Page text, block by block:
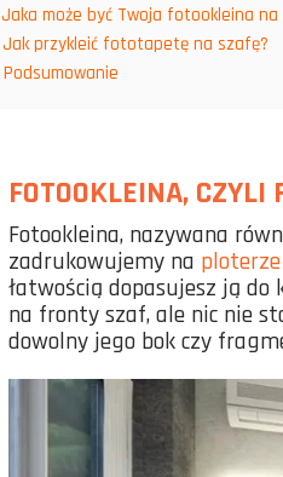
Jaka może być Twoja fotookleina na
Jak przykleić fototapetę na szafę?
Podsumowanie
FOTOOKLEINA, CZYLI
Fotookleina, nazywana
zadrukowujemy na
łatwością dopasujesz ją
na fronty szaf, ale nic nie
dowolny jego bok czy